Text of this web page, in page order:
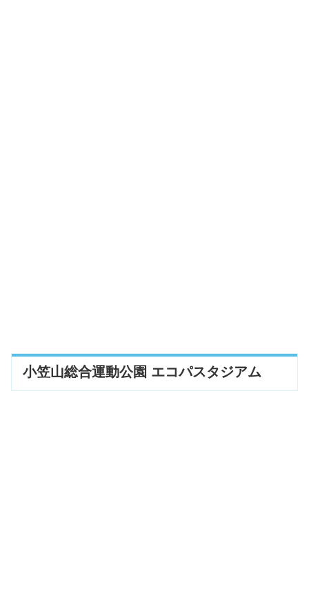
小笠山総合運動公園 エコパスタジアム